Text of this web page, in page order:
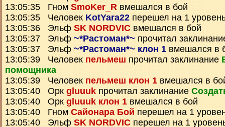
13:05:35 Гном SmoKer_R вмешался в бой
13:05:35 Человек KotYara22 перешел на 1
13:05:36 Эльф SK NORDVIC вмешался в бой
13:05:37 Эльф ~*Растоман*~ прочитал
13:05:37 Эльф ~*Растоман*~ клон 1 вмешался в
13:05:39 Человек пельмеш прочитал заклинание
помощника
13:05:39 Человек пельмеш клон 1 вмешался в
13:05:40 Орк gluuuk прочитал заклинание
13:05:40 Орк gluuuk клон 1 вмешался в бой
13:05:40 Гном Сайонара Бой перешел на 1
13:05:40 Эльф SK NORDVIC перешел на 1